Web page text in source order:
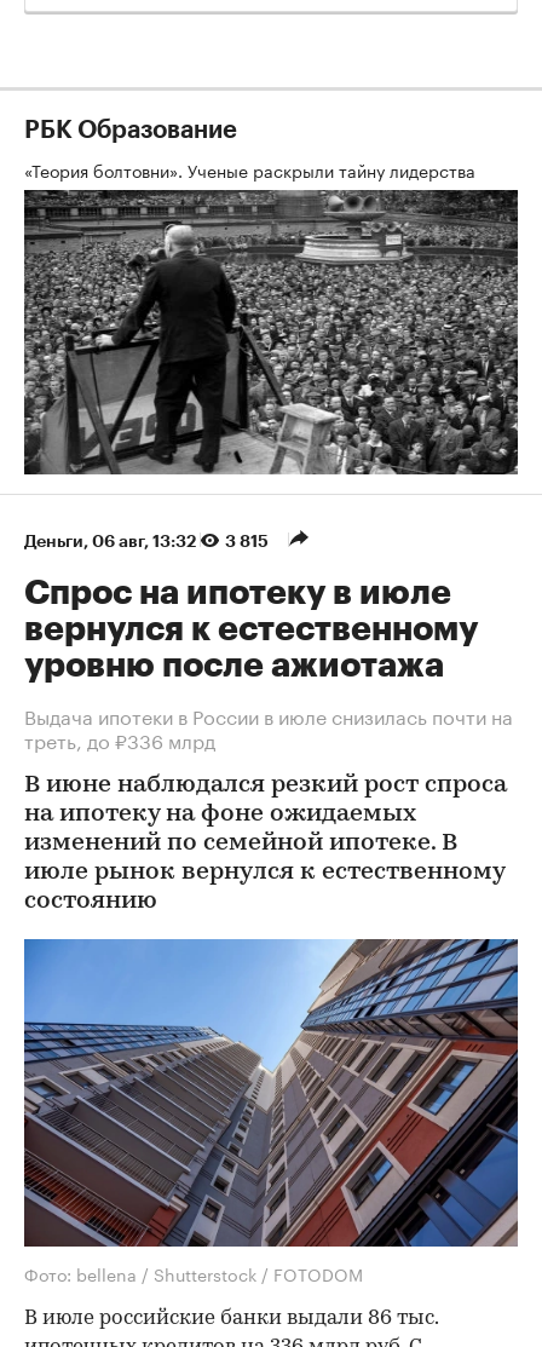
РБК Образование
«Теория болтовни». Ученые раскрыли тайну лидерства
Деньги 06 авг, 13:32 3 815
Спрос на ипотеку в июле
вернулся к естественному
уровню после ажиотажа
Выдача ипотеки в России в июле снизилась почти на
треть, до ₽336 млрд
В июне наблюдался резкий рост спроса
на ипотеку на фоне ожидаемых
изменений по семейной ипотеке. В
июле рынок вернулся к естественному
состоянию
Фото: bellena / Shutterstock / FOTODOM
В июле российские банки выдали 86 тыс.